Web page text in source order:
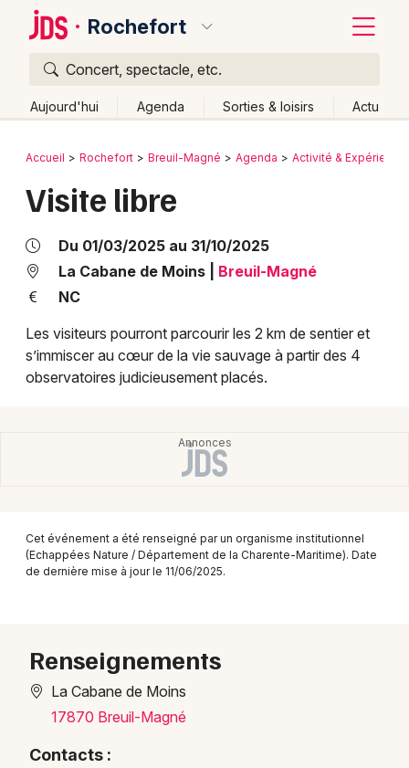
Rochefort
Concert, spectacle, etc.
Aujourd'hui Agenda Sorties & loisirs Actu
Publier un événement
Grands événements
Manifestations
Sports
Soirées
Expos
Sorties & loisirs
Visites en Charente-Maritime
Bordeaux
Lille
Lyon
Marseille
Mulhouse
Paris
Strasbourg
Retour
Accueil Rochefort Breuil-Magné Agenda Activité & Expérience
Visite libre
Du 01/03/2025 au 31/10/2025
La Cabane de Moins
Breuil-Magné
NC
Les visiteurs pourront parcourir les 2 km de sentier et
s’immiscer au cœur de la vie sauvage à partir des 4
observatoires judicieusement placés.
Cet événement a été renseigné par un organisme institutionnel
(Echappées Nature / Département de la Charente-Maritime). Date
de dernière mise à jour le 11/06/2025.
Renseignements
La Cabane de Moins
17870 Breuil-Magné
Contacts :
Quoi ?
Où ?
Poitou-Charente
Partout
Quand ?
Aujourd'hui
Demain Ce week-end Autre